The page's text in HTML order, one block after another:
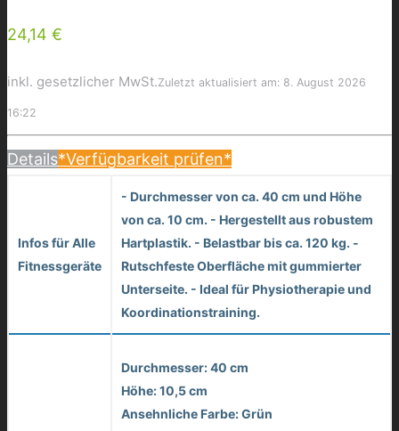
24,14 €
inkl. gesetzlicher MwSt.Zuletzt aktualisiert am: 8. August 2026
16:22
Details*Verfügbarkeit prüfen*
Infos für Alle
Fitnessgeräte
- Durchmesser von ca. 40 cm und Höhe
von ca. 10 cm. - Hergestellt aus robustem
Hartplastik. - Belastbar bis ca. 120 kg. -
Rutschfeste Oberfläche mit gummierter
Unterseite. - Ideal für Physiotherapie und
Koordinationstraining.
Durchmesser: 40 cm
Höhe: 10,5 cm
Ansehnliche Farbe: Grün